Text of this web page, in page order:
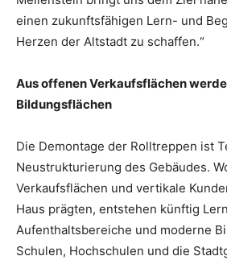
einen zukunftsfähigen Lern- und
Herzen der Altstadt zu schaffen.“
Aus offenen Verkaufsflächen
Bildungsflächen
Die Demontage der Rolltreppen ist
Neustrukturierung des Gebäudes.
Verkaufsflächen und vertikale
Haus prägten, entstehen künftig
Aufenthaltsbereiche und moderne
Schulen, Hochschulen und die